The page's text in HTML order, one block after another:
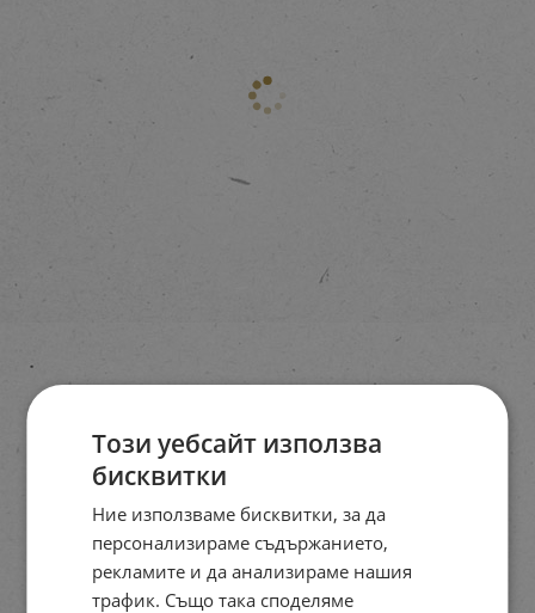
Този уебсайт използва
бисквитки
Ние използваме бисквитки, за да
персонализираме съдържанието,
рекламите и да анализираме нашия
трафик. Също така споделяме